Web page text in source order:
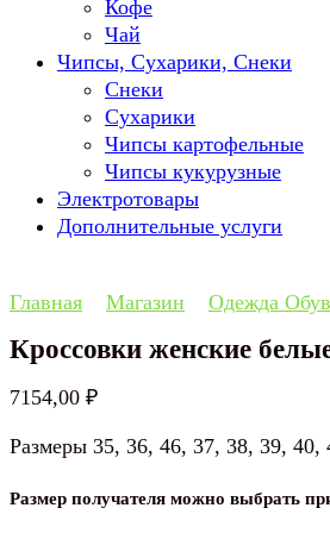
Кофе
Чай
Чипсы, Сухарики, Снеки
Снеки
Сухарики
Чипсы картофельные
Чипсы кукурузные
Электротовары
Дополнительные услуги
Главная Магазин Одежда
Кроссовки женские
7154,00 ₽
Размеры 35, 36, 46, 37, 38, 39, 40,
Размер получателя можно выбрать